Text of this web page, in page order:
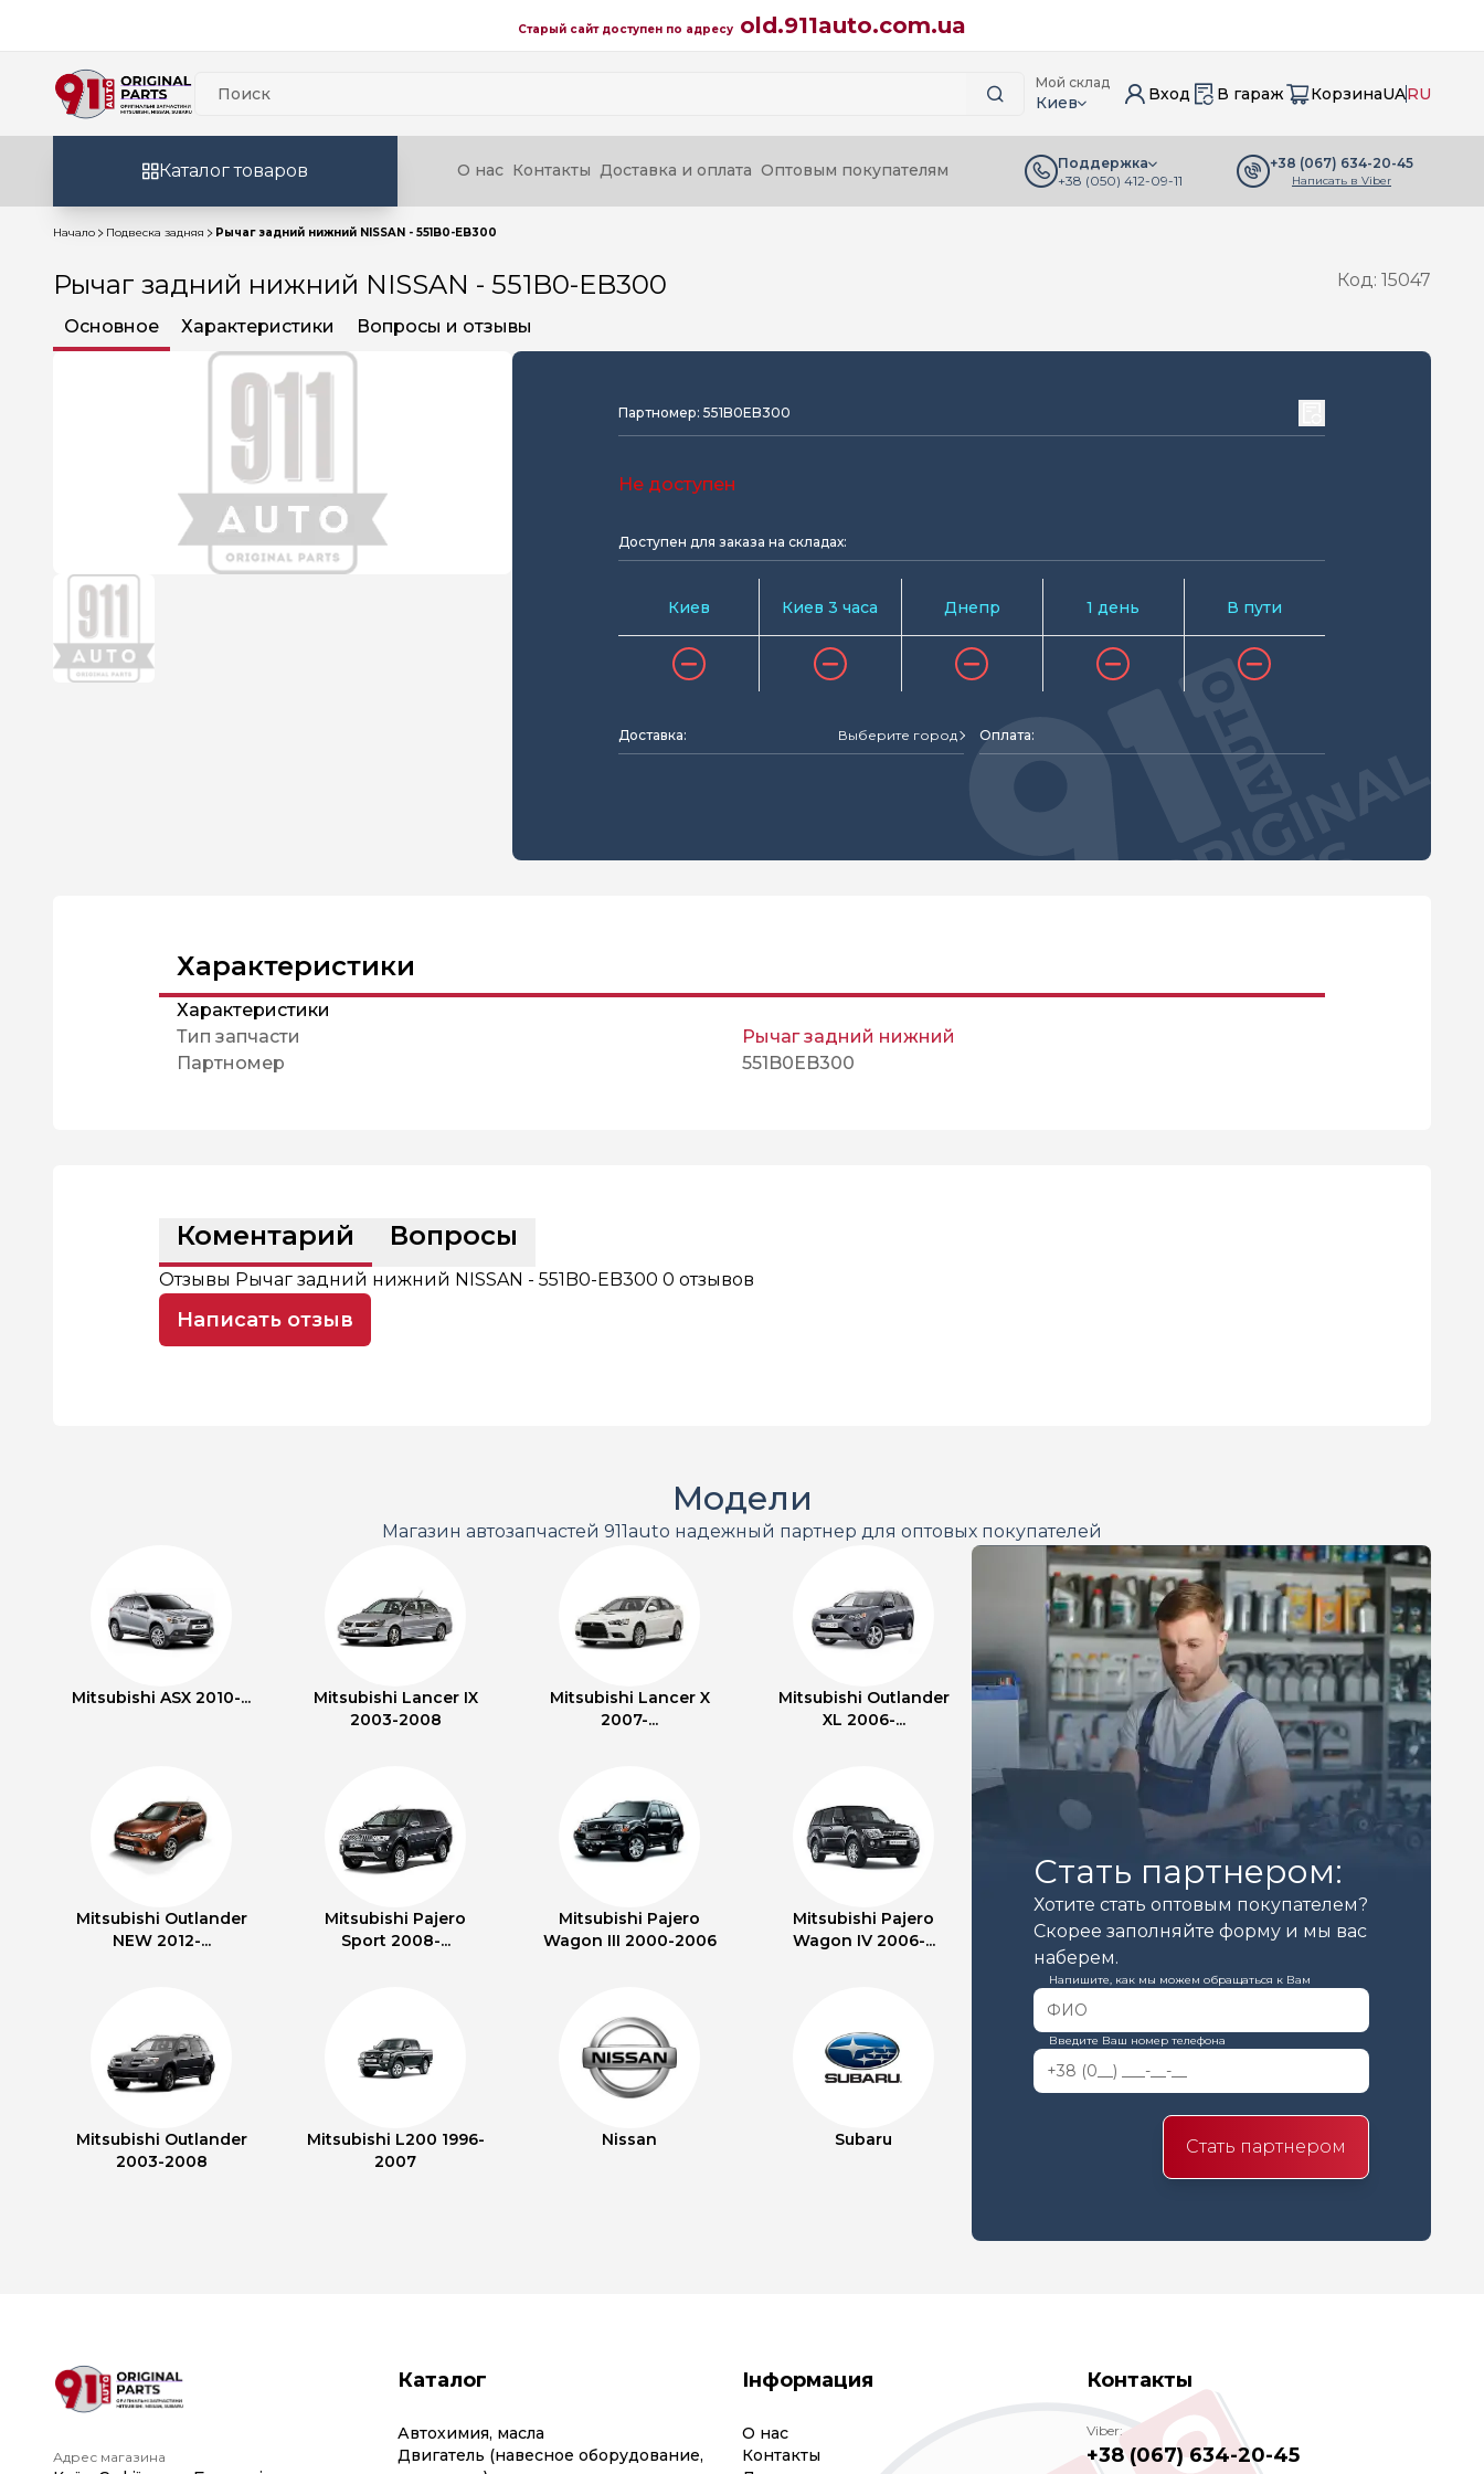
Старый сайт доступен по адресу old.911auto.com.ua
Мой склад
Киев Вход В гараж КорзинаUARU
Каталог товаров О нас Контакты Доставка и оплата Оптовым покупателям
Поддержка
+38 (050) 412-09-11
+38 (067) 634-20-45
Написать в Viber
Начало Подвеска задняя Рычаг задний нижний NISSAN - 551B0-EB300
Рычаг задний нижний NISSAN - 551B0-EB300 Код: 15047
Основное Характеристики Вопросы и отзывы
Партномер: 551B0EB300
Не доступен
Доступен для заказа на складах:
Киев Киев 3 часа Днепр 1 день В пути
Доставка: Выберите город Оплата:
Характеристики
Характеристики
Тип запчасти
Рычаг задний нижний
Партномер
551B0EB300
Коментарий Вопросы
Отзывы Рычаг задний нижний NISSAN - 551B0-EB300 0 отзывов
Написать отзыв
Модели
Магазин автозапчастей 911auto надежный партнер для оптовых покупателей
Mitsubishi ASX 2010-...
Mitsubishi Lancer IX
2003-2008
Mitsubishi Lancer X
2007-...
Mitsubishi Outlander
XL 2006-...
Mitsubishi Outlander
NEW 2012-...
Mitsubishi Pajero
Sport 2008-...
Mitsubishi Pajero
Wagon III 2000-2006
Mitsubishi Pajero
Wagon IV 2006-...
Mitsubishi Outlander
2003-2008
Mitsubishi L200 1996-
2007
Nissan Subaru
Стать партнером:
Хотите стать оптовым покупателем?
Скорее заполняйте форму и мы вас
наберем.
Напишите, как мы можем обращаться к Вам
Введите Ваш номер телефона
Стать партнером
Адрес магазина
Каталог
Автохимия, масла
Двигатель (навесное оборудование,
Інформация
О нас
Контакты
Контакты
Viber:
+38 (067) 634-20-45